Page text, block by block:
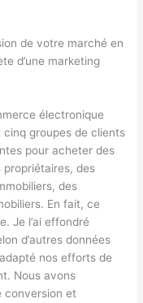
de votre marché en
d’une marketing
électronique
cinq groupes de clients
pour acheter des
propriétaires, des
des
En fait, ce
Je l’ai effondré
d’autres données
nos efforts de
Nous avons
conversion et